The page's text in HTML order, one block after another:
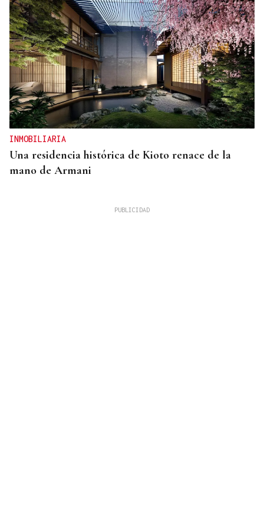
INMOBILIARIA
Una residencia histórica de Kioto renace de la
mano de Armani